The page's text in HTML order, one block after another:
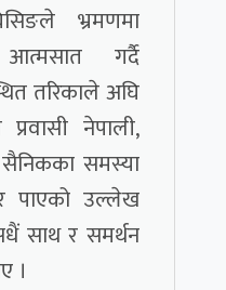
भ्रमणमा
गर्दै
तरिकाले अघि
नेपाली,
सैनिकका समस्या
पाएको उल्लेख
साथ र समर्थन
।